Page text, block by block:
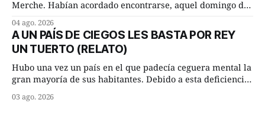
Merche. Habían acordado encontrarse, aquel domingo de
lugar del río que debía este nombre a la pronunciada
curva que la corriente fluvial presentaba en aquel punto.
Habían dispuesto que
04 ago. 2026
A UN PAÍS DE CIEGOS LES BASTA POR REY
UN TUERTO (RELATO)
Hubo una vez un país en el que padecía ceguera mental la
gran mayoría de sus habitantes. Debido a esta deficiencia,
superiores en número a los que no padecían ninguna
03 ago. 2026